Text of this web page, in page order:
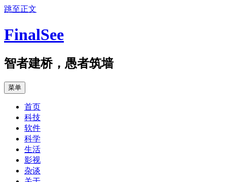
跳至正文
FinalSee
智者建桥，愚者筑墙
菜单
首页
科技
软件
科学
生活
影视
杂谈